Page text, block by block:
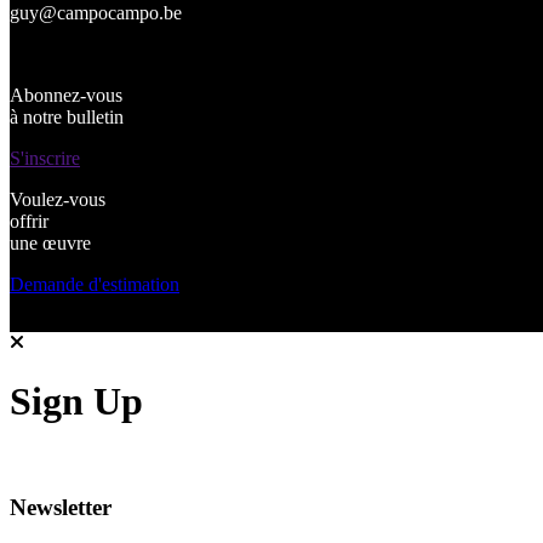
guy@campocampo.be
Abonnez-vous
à notre bulletin
S'inscrire
Voulez-vous
offrir
une œuvre
Demande d'estimation
Sign Up
Newsletter